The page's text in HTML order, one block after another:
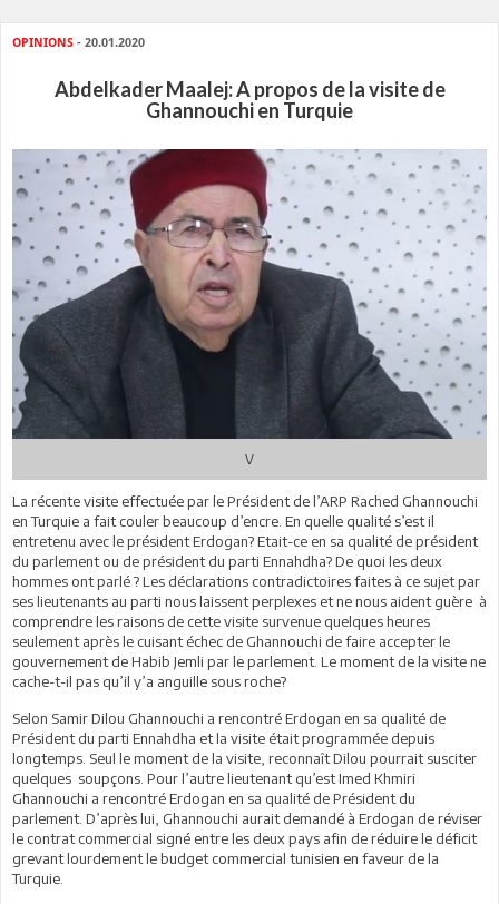
OPINIONS - 20.01.2020
Abdelkader Maalej: A propos de la visite de
Ghannouchi en Turquie
V
La récente visite effectuée par le Président de l’ARP Rached Ghannouchi
en Turquie a fait couler beaucoup d’encre. En quelle qualité s’est il
entretenu avec le président Erdogan? Etait-ce en sa qualité de président
du parlement ou de président du parti Ennahdha? De quoi les deux
hommes ont parlé ? Les déclarations contradictoires faites à ce sujet par
ses lieutenants au parti nous laissent perplexes et ne nous aident guère à
comprendre les raisons de cette visite survenue quelques heures
seulement après le cuisant échec de Ghannouchi de faire accepter le
gouvernement de Habib Jemli par le parlement. Le moment de la visite ne
cache-t-il pas qu’il y’a anguille sous roche?
Selon Samir Dilou Ghannouchi a rencontré Erdogan en sa qualité de
Président du parti Ennahdha et la visite était programmée depuis
longtemps. Seul le moment de la visite, reconnaît Dilou pourrait susciter
quelques soupçons. Pour l’autre lieutenant qu’est Imed Khmiri
Ghannouchi a rencontré Erdogan en sa qualité de Président du
parlement. D’après lui, Ghannouchi aurait demandé à Erdogan de réviser
le contrat commercial signé entre les deux pays afin de réduire le déficit
grevant lourdement le budget commercial tunisien en faveur de la
Turquie.